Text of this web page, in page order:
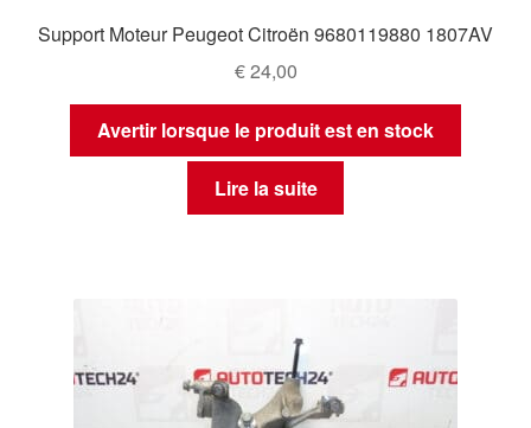
Support Moteur Peugeot Citroën 9680119880 1807AV
€24,00
Avertir lorsque le produit est en stock
Lire la suite